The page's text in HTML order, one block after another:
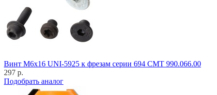
Винт M6x16 UNI-5925 к фрезам серии 694 CMT 990.066.00
297 р.
Подобрать аналог